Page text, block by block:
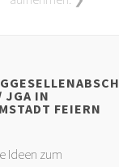
JGA IN
FEIERN
Ideen zum